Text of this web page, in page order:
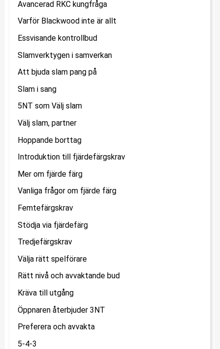
Avancerad RKC kungfråga
Varför Blackwood inte är allt
Essvisande kontrollbud
Slamverktygen i samverkan
Att bjuda slam pang på
Slam i sang
5NT som Välj slam
Välj slam, partner
Hoppande borttag
Introduktion till fjärdefärgskrav
Mer om fjärde färg
Vanliga frågor om fjärde färg
Femtefärgskrav
Stödja via fjärdefärg
Tredjefärgskrav
Välja rätt spelförare
Rätt nivå och avvaktande bud
Kräva till utgång
Öppnaren återbjuder 3NT
Preferera och avvakta
5-4-3